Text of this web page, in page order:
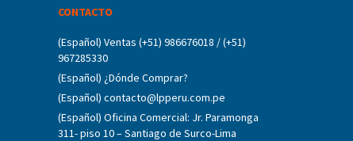
CONTACTO
(Español) Ventas (+51) 986676018 / (+51)
967285330
(Español) ¿Dónde Comprar?
(Español) contacto@lpperu.com.pe
(Español) Oficina Comercial: Jr. Paramonga
311- piso 10 – Santiago de Surco-Lima